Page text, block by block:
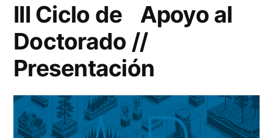
III Ciclo de Apoyo al
Doctorado //
Presentación